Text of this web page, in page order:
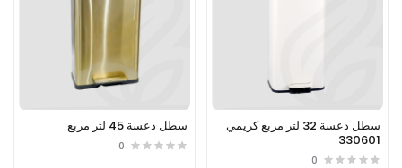
سطل دعسة 32 لتر مربع كريمي
330601
0
سطل دعسة 45 لتر مربع
0